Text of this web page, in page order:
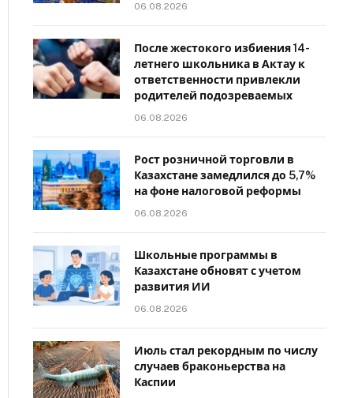
06.08.2026
После жестокого избиения 14-
летнего школьника в Актау к
ответственности привлекли
родителей подозреваемых
06.08.2026
Рост розничной торговли в
Казахстане замедлился до 5,7%
на фоне налоговой реформы
06.08.2026
Школьные программы в
Казахстане обновят с учетом
развития ИИ
06.08.2026
Июль стал рекордным по числу
случаев браконьерства на
Каспии